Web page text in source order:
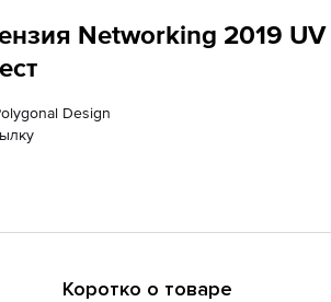
Networking 2019 UV
Design
Коротко о товаре